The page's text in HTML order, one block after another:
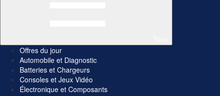
Offres du jour
Automobile et Diagnostic
Batteries et Chargeurs
Consoles et Jeux Vidéo
Électronique et Composants